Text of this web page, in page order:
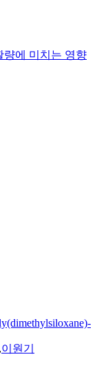
량에 미치는 영향
,이원기